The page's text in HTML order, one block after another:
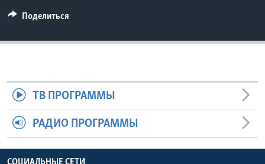
Поделиться
ТВ ПРОГРАММЫ
РАДИО ПРОГРАММЫ